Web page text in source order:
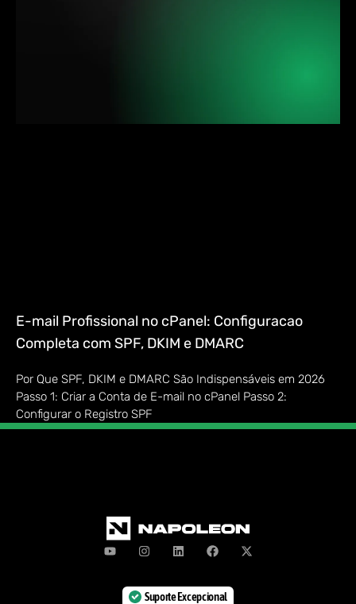
E-mail Profissional no cPanel: Configuracao
Completa com SPF, DKIM e DMARC
Por Que SPF, DKIM e DMARC São Indispensáveis em 2026
Passo 1: Criar a Conta de E-mail no cPanel Passo 2:
Configurar o Registro SPF
Suporte Excepcional